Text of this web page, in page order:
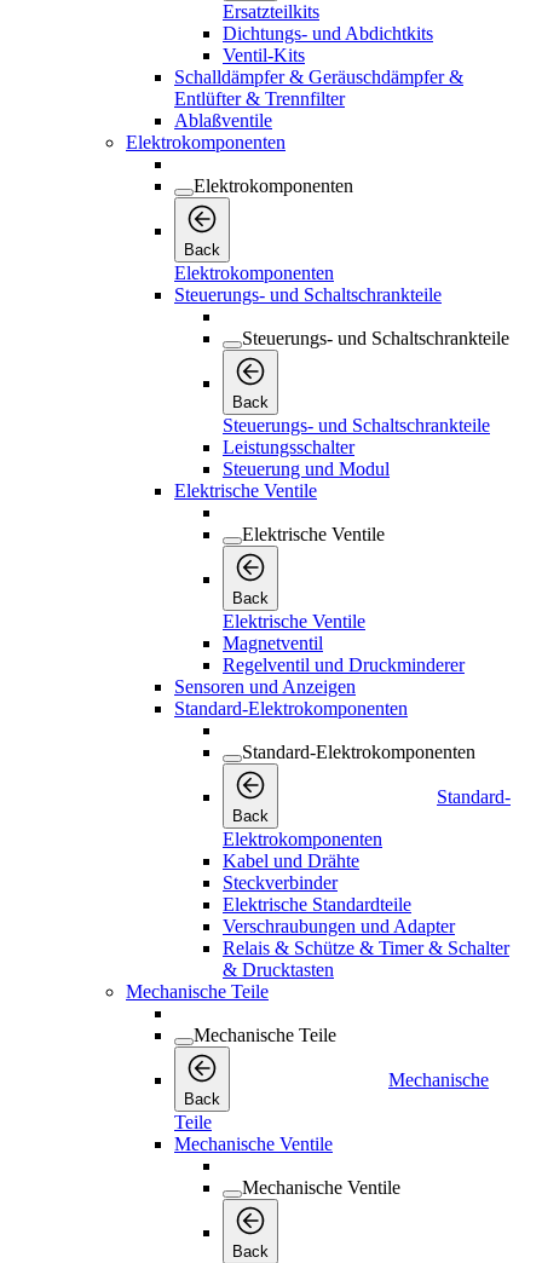
Ersatzteilkits
Dichtungs- und Abdichtkits
Ventil-Kits
Schalldämpfer & Geräuschdämpfer &
Entlüfter & Trennfilter
Ablaßventile
Elektrokomponenten
Elektrokomponenten
Back
Elektrokomponenten
Steuerungs- und Schaltschrankteile
Steuerungs- und Schaltschrankteile
Back
Steuerungs- und Schaltschrankteile
Leistungsschalter
Steuerung und Modul
Elektrische Ventile
Elektrische Ventile
Back
Elektrische Ventile
Magnetventil
Regelventil und Druckminderer
Sensoren und Anzeigen
Standard-Elektrokomponenten
Standard-Elektrokomponenten
Back
Standard-
Elektrokomponenten
Kabel und Drähte
Steckverbinder
Elektrische Standardteile
Verschraubungen und Adapter
Relais & Schütze & Timer & Schalter
& Drucktasten
Mechanische Teile
Mechanische Teile
Back
Mechanische
Teile
Mechanische Ventile
Mechanische Ventile
Back